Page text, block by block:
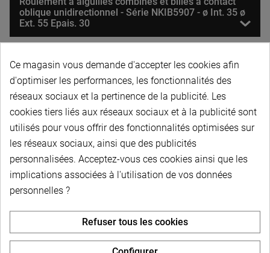
oblique unidirectionnel - Série NKIB5907 - ø Int. 35 ø
Ext. 55 Epais. 30
Roulement à aiguilles combinés et billes à contact
oblique unidirectionnel - Série NKIA5908 - ø Int. 40 ø
Ext. 62 Epais. 30
Roulement à aiguilles combinés et billes à contact
oblique unidirectionnel - Série NKIB5908 - ø Int. 40 ø
Ext. 62 Epais. 34
Roulement à aiguilles combinés et billes à contact
Ext. 68 Epais. 30
Ce magasin vous demande d'accepter les cookies afin
d'optimiser les performances, les fonctionnalités des
réseaux sociaux et la pertinence de la publicité. Les
cookies tiers liés aux réseaux sociaux et à la publicité sont
utilisés pour vous offrir des fonctionnalités optimisées sur
les réseaux sociaux, ainsi que des publicités
personnalisées. Acceptez-vous ces cookies ainsi que les
implications associées à l'utilisation de vos données
personnelles ?
Refuser tous les cookies